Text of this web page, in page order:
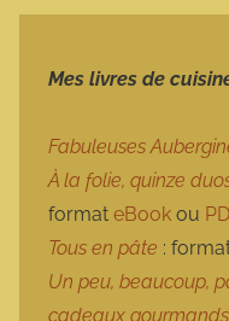
Mes livres de
Fabuleuses
À la folie, quinze
format eBook ou
Tous en pâte :
Un peu, beaucoup,
cadeaux gourmands